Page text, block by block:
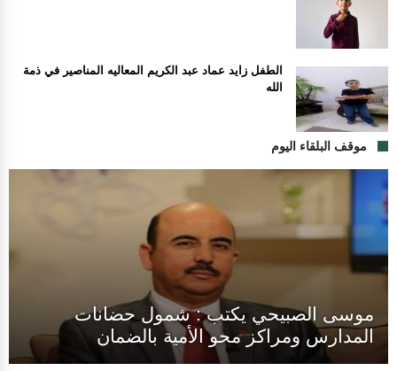
الطفل زايد عماد عبد الكريم المعاليه المناصير في ذمة
الله
موقف البلقاء اليوم
موسى الصبيحي يكتب : شمول حضانات
المدارس ومراكز محو الأمية بالضمان